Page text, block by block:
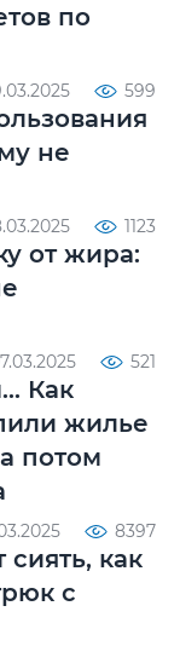
по
599
не
1123
от жира:
521
Как
жилье
потом
8397
как
с